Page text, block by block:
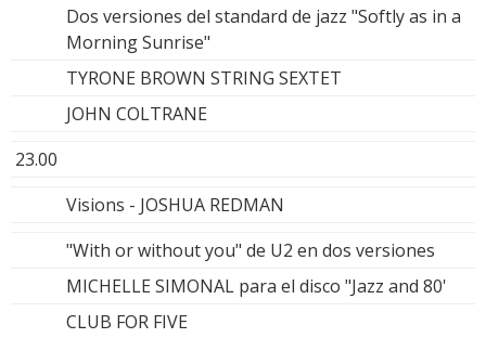
Dos versiones del standard de jazz "Softly as in a
Morning Sunrise"
TYRONE BROWN STRING SEXTET
JOHN COLTRANE
23.00
Visions - JOSHUA REDMAN
"With or without you" de U2 en dos versiones
MICHELLE SIMONAL para el disco "Jazz and 80'
CLUB FOR FIVE